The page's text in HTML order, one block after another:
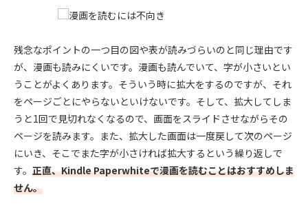
残念なポイントの一つ目の図や表が読みづらいのと同じ理由です
が、漫画も読みにくいです。漫画も読んでいて、字が小さいとい
うことがよくあります。そういう時に拡大をするのですが、それ
をページごとにやらないといけないです。そして、拡大してしま
うと1回で見切れなくなるので、画面をスライドさせながらその
ページを読みます。また、拡大した画面は一度戻して次のページ
にいき、そこでまた字が小さければ拡大するという繰り返しで
す。 正直、Kindle Paperwhiteで漫画を読むことはおすすめしま
せん。